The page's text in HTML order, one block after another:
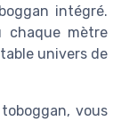
intégré.
chaque mètre
univers de
vous